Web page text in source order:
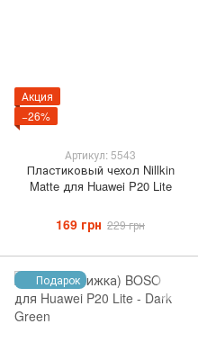
Акция
−26%
Артикул: 5543
Пластиковый чехол Nillkin
Matte для Huawei P20 Lite
169 грн 229 грн
Подарок